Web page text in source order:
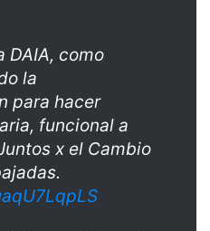
DAIA, como
la
para hacer
funcional a
x el Cambio